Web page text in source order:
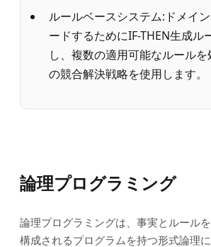
ルールベースシステム:ドメイ
ードするためにIF-THEN生成ル
し、複数の適用可能なルール
の競合解決戦略を使用します。
論理プログラミング
論理プログラミングは、事実とルール
構成されるプログラムを持つ形式論理